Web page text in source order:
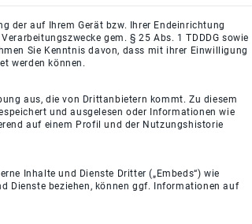
der auf Ihrem Gerät bzw. Ihrer Endeinrichtung
gem. § 25 Abs. 1 TDDDG sowie
Sie Kenntnis davon, dass mit ihrer Einwilligung
werden können.
aus, die von Drittanbietern kommt. Zu diesem
und ausgelesen oder Informationen wie
auf einem Profil und der Nutzungshistorie
Inhalte und Dienste Dritter („Embeds“) wie
Dienste beziehen, können ggf. Informationen auf